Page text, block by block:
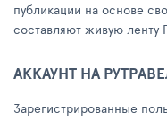
публикации на основе
составляют живую ленту
АККАУНТ НА
Зарегистрированные